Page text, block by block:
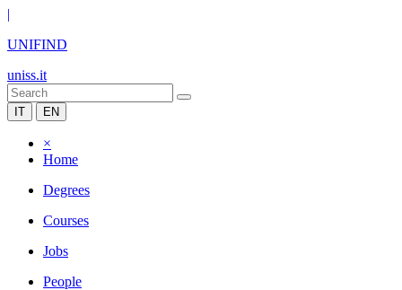
|
UNIFIND
uniss.it
IT EN
×
Home
Degrees
Courses
Jobs
People